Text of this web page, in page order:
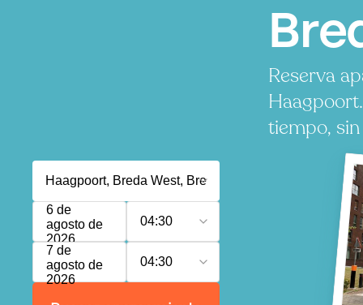
Reserva
tiempo,
6 de
agosto de
2026
04:30
7 de
agosto de
2026
04:30